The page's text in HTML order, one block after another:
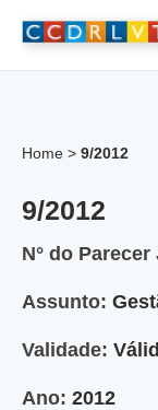
Home > 9/2012
9/2012
N° do
Assunto:
Validade:
Ano: 2012